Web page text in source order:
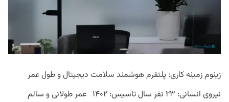
زینوم زمینه کاری: پلتفرم هوشمند سلامت دیجیتال و طول عمر
نیروی انسانی: ۲۳ نفر سال تاسیس: ۱۴۰۲ عمر طولانی و سالم